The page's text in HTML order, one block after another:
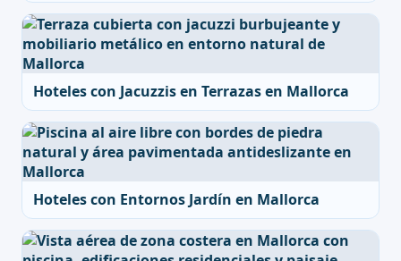
Hoteles con Jacuzzis en Terrazas en Mallorca
Hoteles con Entornos Jardín en Mallorca